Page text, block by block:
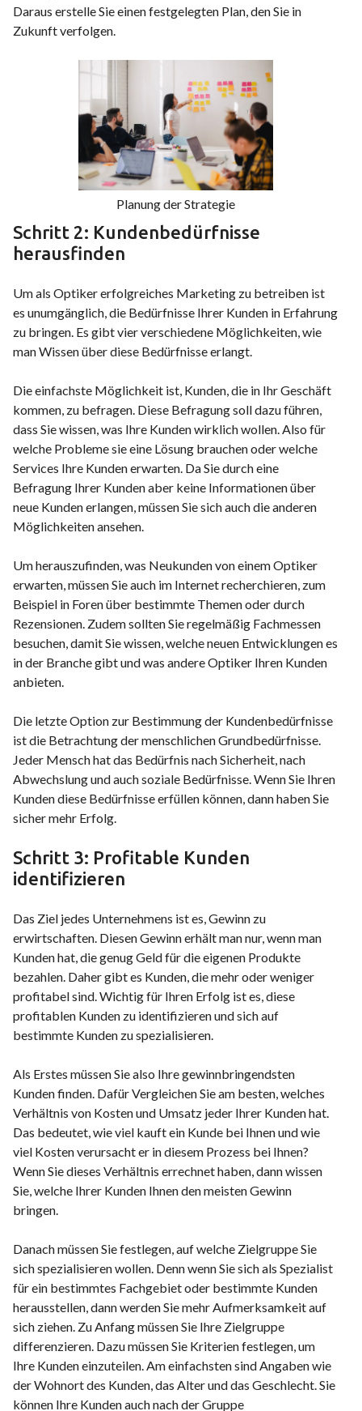
Daraus erstelle Sie einen festgelegten Plan, den Sie in
Zukunft verfolgen.
Planung der Strategie
Schritt 2: Kundenbedürfnisse
herausfinden
Um als Optiker erfolgreiches Marketing zu betreiben ist
es unumgänglich, die Bedürfnisse Ihrer Kunden in Erfahrung
zu bringen. Es gibt vier verschiedene Möglichkeiten, wie
man Wissen über diese Bedürfnisse erlangt.
Die einfachste Möglichkeit ist, Kunden, die in Ihr Geschäft
kommen, zu befragen. Diese Befragung soll dazu führen,
dass Sie wissen, was Ihre Kunden wirklich wollen. Also für
welche Probleme sie eine Lösung brauchen oder welche
Services Ihre Kunden erwarten. Da Sie durch eine
Befragung Ihrer Kunden aber keine Informationen über
neue Kunden erlangen, müssen Sie sich auch die anderen
Möglichkeiten ansehen.
Um herauszufinden, was Neukunden von einem Optiker
erwarten, müssen Sie auch im Internet recherchieren, zum
Beispiel in Foren über bestimmte Themen oder durch
Rezensionen. Zudem sollten Sie regelmäßig Fachmessen
besuchen, damit Sie wissen, welche neuen Entwicklungen es
in der Branche gibt und was andere Optiker Ihren Kunden
anbieten.
Die letzte Option zur Bestimmung der Kundenbedürfnisse
ist die Betrachtung der menschlichen Grundbedürfnisse.
Jeder Mensch hat das Bedürfnis nach Sicherheit, nach
Abwechslung und auch soziale Bedürfnisse. Wenn Sie Ihren
Kunden diese Bedürfnisse erfüllen können, dann haben Sie
sicher mehr Erfolg.
Schritt 3: Profitable Kunden
identifizieren
Das Ziel jedes Unternehmens ist es, Gewinn zu
erwirtschaften. Diesen Gewinn erhält man nur, wenn man
Kunden hat, die genug Geld für die eigenen Produkte
bezahlen. Daher gibt es Kunden, die mehr oder weniger
profitabel sind. Wichtig für Ihren Erfolg ist es, diese
profitablen Kunden zu identifizieren und sich auf
bestimmte Kunden zu spezialisieren.
Als Erstes müssen Sie also Ihre gewinnbringendsten
Kunden finden. Dafür Vergleichen Sie am besten, welches
Verhältnis von Kosten und Umsatz jeder Ihrer Kunden hat.
Das bedeutet, wie viel kauft ein Kunde bei Ihnen und wie
viel Kosten verursacht er in diesem Prozess bei Ihnen?
Wenn Sie dieses Verhältnis errechnet haben, dann wissen
Sie, welche Ihrer Kunden Ihnen den meisten Gewinn
bringen.
Danach müssen Sie festlegen, auf welche Zielgruppe Sie
sich spezialisieren wollen. Denn wenn Sie sich als Spezialist
für ein bestimmtes Fachgebiet oder bestimmte Kunden
herausstellen, dann werden Sie mehr Aufmerksamkeit auf
sich ziehen. Zu Anfang müssen Sie Ihre Zielgruppe
differenzieren. Dazu müssen Sie Kriterien festlegen, um
Ihre Kunden einzuteilen. Am einfachsten sind Angaben wie
der Wohnort des Kunden, das Alter und das Geschlecht. Sie
können Ihre Kunden auch nach der Gruppe